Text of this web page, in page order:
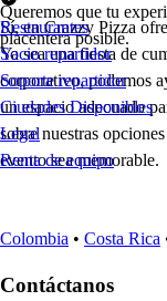
Queremos que tu
placentera posible.
Sí, en Crazzy Pizza
Ya sea una fiesta de
corporativo, podemos
un espacio adecuado
sobre nuestras
evento sea memorable.
Restaurantes
Socio repartidor
Soporte repartidor
Ciudades Disponibles
Legal
Renta de equipo
Colombia • Costa Rica
Contáctanos